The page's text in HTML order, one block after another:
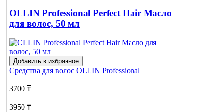
OLLIN Professional Perfect Hair Масло
для волос, 50 мл
Добавить в избранное
Средства для волос OLLIN Professional
3700 ₸
3950 ₸